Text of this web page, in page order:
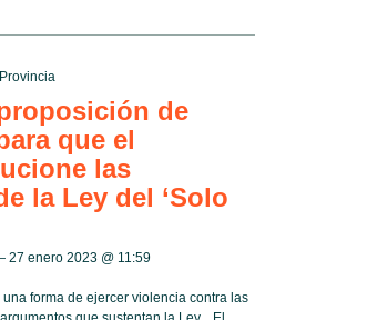
Provincia
de
que el
las
la Ley del ‘Solo
27 enero 2023 @ 11:59
forma de ejercer violencia contra las